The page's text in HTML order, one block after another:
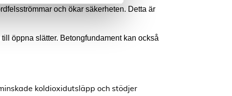
och ökar säkerheten. Detta är
öppna slätter. Betongfundament kan också
koldioxidutsläpp och stödjer